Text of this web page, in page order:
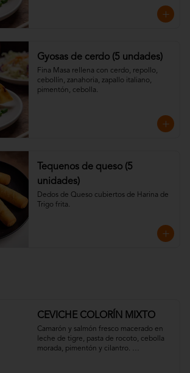
Gyosas de cerdo (5 undades)
Fina Masa rellena con cerdo, repollo,
cebollín, zanahoria, zapallo italiano,
pimentón, cebolla.
Tequenos de queso (5
unidades)
Dedos de Queso cubiertos de Harina de
Trigo frita.
CEVICHE COLORÍN MIXTO
Camarón y salmón fresco macerado en
leche de tigre, pasta de rocoto, cebolla
morada, pimentón y cilantro.